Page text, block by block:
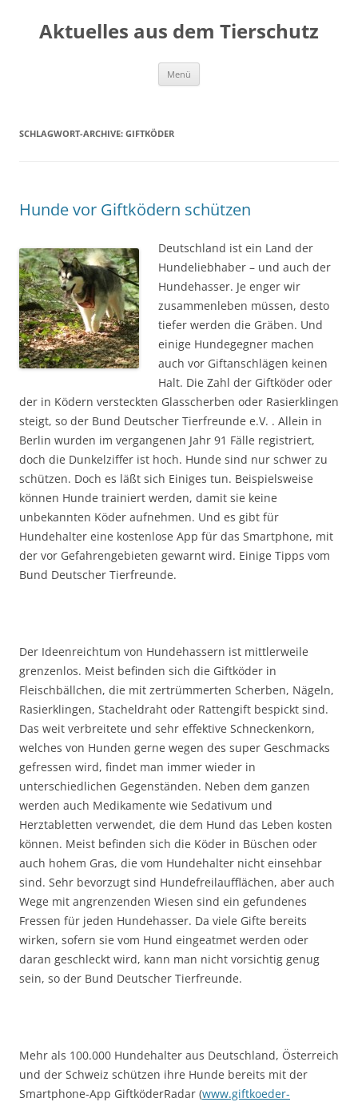
Aktuelles aus dem Tierschutz
Menü
SCHLAGWORT-ARCHIVE: GIFTKÖDER
Hunde vor Giftködern schützen
Deutschland ist ein Land der
Hundeliebhaber – und auch der
Hundehasser. Je enger wir
zusammenleben müssen, desto
tiefer werden die Gräben. Und
einige Hundegegner machen
auch vor Giftanschlägen keinen
Halt. Die Zahl der Giftköder oder
der in Ködern versteckten Glasscherben oder Rasierklingen
steigt, so der Bund Deutscher Tierfreunde e.V. . Allein in
Berlin wurden im vergangenen Jahr 91 Fälle registriert,
doch die Dunkelziffer ist hoch. Hunde sind nur schwer zu
schützen. Doch es läßt sich Einiges tun. Beispielsweise
können Hunde trainiert werden, damit sie keine
unbekannten Köder aufnehmen. Und es gibt für
Hundehalter eine kostenlose App für das Smartphone, mit
der vor Gefahrengebieten gewarnt wird. Einige Tipps vom
Bund Deutscher Tierfreunde.
Der Ideenreichtum von Hundehassern ist mittlerweile
grenzenlos. Meist befinden sich die Giftköder in
Fleischbällchen, die mit zertrümmerten Scherben, Nägeln,
Rasierklingen, Stacheldraht oder Rattengift bespickt sind.
Das weit verbreitete und sehr effektive Schneckenkorn,
welches von Hunden gerne wegen des super Geschmacks
gefressen wird, findet man immer wieder in
unterschiedlichen Gegenständen. Neben dem ganzen
werden auch Medikamente wie Sedativum und
Herztabletten verwendet, die dem Hund das Leben kosten
können. Meist befinden sich die Köder in Büschen oder
auch hohem Gras, die vom Hundehalter nicht einsehbar
sind. Sehr bevorzugt sind Hundefreilaufflächen, aber auch
Wege mit angrenzenden Wiesen sind ein gefundenes
Fressen für jeden Hundehasser. Da viele Gifte bereits
wirken, sofern sie vom Hund eingeatmet werden oder
daran geschleckt wird, kann man nicht vorsichtig genug
sein, so der Bund Deutscher Tierfreunde.
Mehr als 100.000 Hundehalter aus Deutschland, Österreich
und der Schweiz schützen ihre Hunde bereits mit der
Smartphone-App GiftköderRadar (www.giftkoeder-